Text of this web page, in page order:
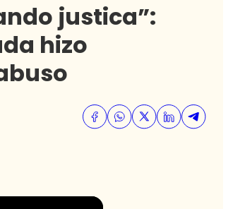
justica”:
hizo